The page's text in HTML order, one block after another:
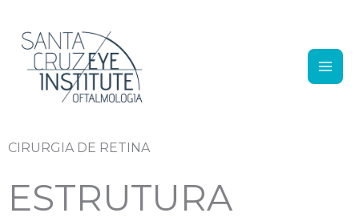
CIRURGIA DE RETINA
ESTRUTURA